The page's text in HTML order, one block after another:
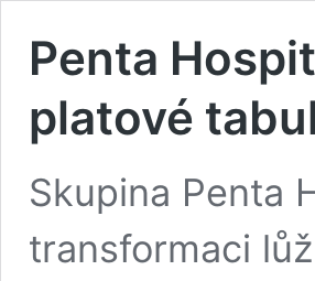
Penta
platové
Skupina Penta
transformaci